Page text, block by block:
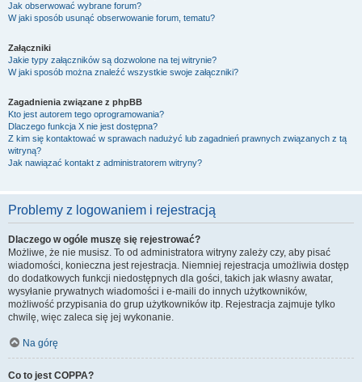
Jak obserwować wybrane forum?
W jaki sposób usunąć obserwowanie forum, tematu?
Załączniki
Jakie typy załączników są dozwolone na tej witrynie?
W jaki sposób można znaleźć wszystkie swoje załączniki?
Zagadnienia związane z phpBB
Kto jest autorem tego oprogramowania?
Dlaczego funkcja X nie jest dostępna?
Z kim się kontaktować w sprawach nadużyć lub zagadnień prawnych związanych z tą
witryną?
Jak nawiązać kontakt z administratorem witryny?
Problemy z logowaniem i rejestracją
Dlaczego w ogóle muszę się rejestrować?
Możliwe, że nie musisz. To od administratora witryny zależy czy, aby pisać
wiadomości, konieczna jest rejestracja. Niemniej rejestracja umożliwia dostęp
do dodatkowych funkcji niedostępnych dla gości, takich jak własny awatar,
wysyłanie prywatnych wiadomości i e-maili do innych użytkowników,
możliwość przypisania do grup użytkowników itp. Rejestracja zajmuje tylko
chwilę, więc zaleca się jej wykonanie.
Na górę
Co to jest COPPA?